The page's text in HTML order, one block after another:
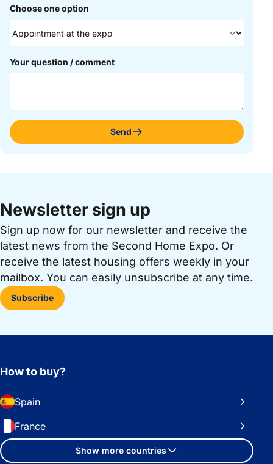
Choose one option
Your question / comment
Send
Newsletter sign up
Sign up now for our newsletter and receive the
latest news from the Second Home Expo. Or
receive the latest housing offers weekly in your
mailbox. You can easily unsubscribe at any time.
Subscribe
How to buy?
Spain
France
Show more countries